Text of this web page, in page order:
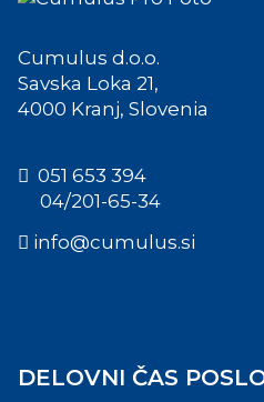
Cumulus d.o.o.
Savska Loka 21,
4000 Kranj, Slovenia
051 653 394
04/201-65-34
info@cumulus.si
DELOVNI ČAS